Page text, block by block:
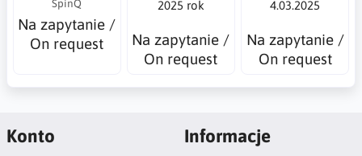
SpinQ
Na zapytanie /
On request
2025 rok
Na zapytanie /
On request
4.03.2025
Na zapytanie /
On request
Konto Informacje